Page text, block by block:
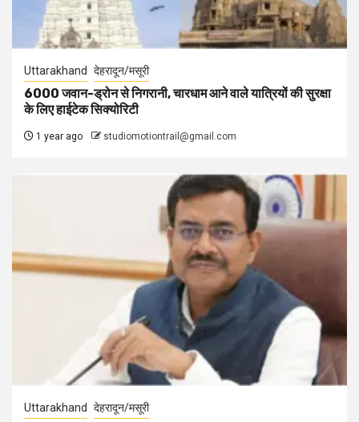
Uttarakhand देहरादून/मसूरी
6000 जवान-ड्रोन से निगरानी, चारधाम आने वाले यात्रियों की सुरक्षा
के लिए हाईटेक सिक्योरिटी
1 year ago studiomotiontrail@gmail.com
Uttarakhand देहरादून/मसूरी